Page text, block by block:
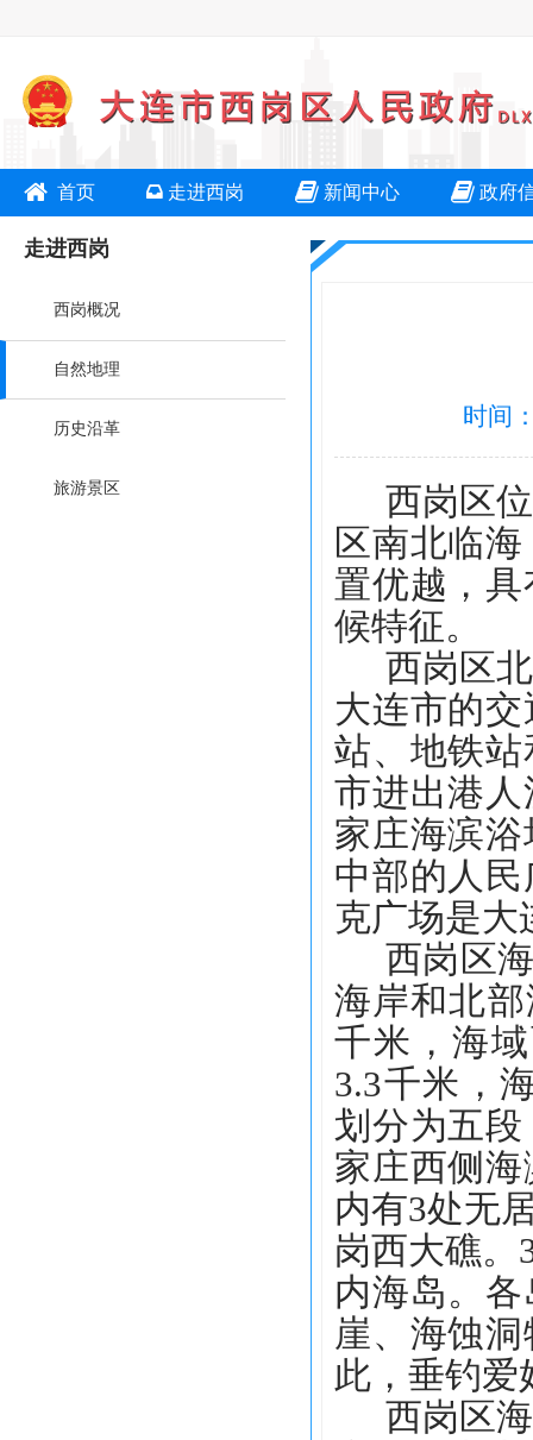
首页 走进西岗 新闻中心 政府
走进西岗
西岗概况
自然地理
历史沿革
旅游景区
时间
西岗区
区南北临
置优越，
候特征。
西岗区
大连市的
站、地铁
市进出港
家庄海滨
中部的人
克广场是大
西岗区
海岸和北
千米，海
3.3千米，
划分为五
家庄西侧
内有3处无
岗西大礁。
内海岛。
崖、海蚀
此，垂钓爱
西岗区